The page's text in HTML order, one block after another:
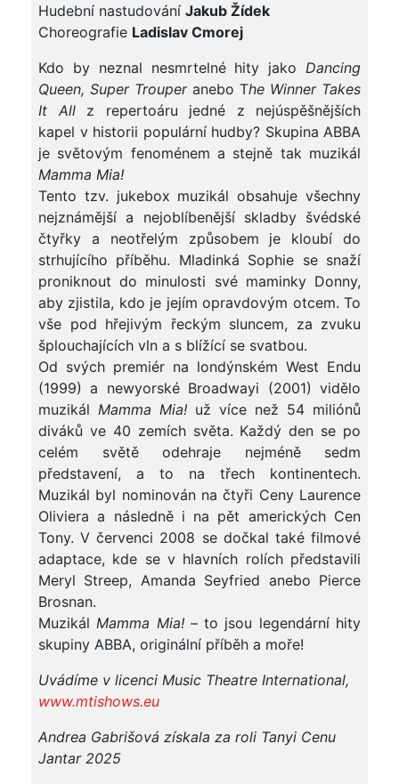
Hudební nastudování Jakub Žídek
Choreografie Ladislav Cmorej
Kdo by neznal nesmrtelné hity jako Dancing
Queen, Super Trouperanebo The Winner Takes
It Allz repertoáru jedné z nejúspěšnějších
kapel v historii populární hudby? Skupina ABBA
je světovým fenoménem a stejně tak muzikál
Mamma Mia!
Tento tzv. jukebox muzikál obsahuje všechny
nejznámější a nejoblíbenější skladby švédské
čtyřky a neotřelým způsobem je kloubí do
strhujícího příběhu. Mladinká Sophie se snaží
proniknout do minulosti své maminky Donny,
aby zjistila, kdo je jejím opravdovým otcem. To
vše pod hřejivým řeckým sluncem, za zvuku
šplouchajících vln a s blížící se svatbou.
Od svých premiér na londýnském West Endu
(1999) a newyorské Broadwayi (2001) vidělo
muzikál Mamma Mia! už více než 54 miliónů
diváků ve 40 zemích světa. Každý den se po
celém světě odehraje nejméně sedm
představení, a to na třech kontinentech.
Muzikál byl nominován na čtyři Ceny Laurence
Oliviera a následně i na pět amerických Cen
Tony. V červenci 2008 se dočkal také filmové
adaptace, kde se v hlavních rolích představili
Meryl Streep, Amanda Seyfried anebo Pierce
Brosnan.
MuzikálMamma Mia!– to jsou legendární hity
skupiny ABBA, originální příběh a moře!
Uvádíme v licenci Music Theatre International,
www.mtishows.eu
Andrea Gabrišová získala za roli Tanyi Cenu
Jantar 2025